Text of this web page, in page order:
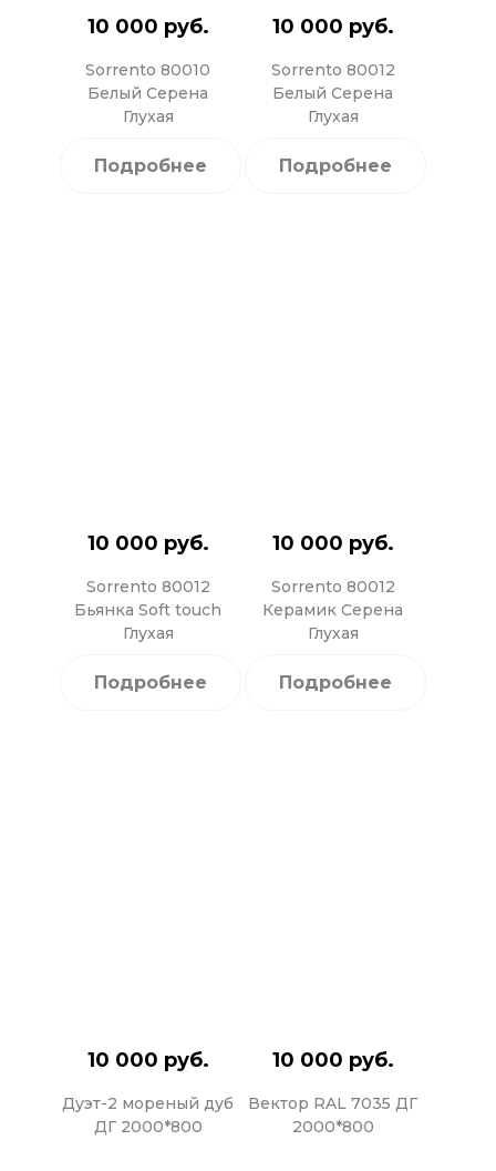
10 000 руб.
Sorrento 80010
Белый Серена
Глухая
Подробнее
10 000 руб.
Sorrento 80012
Белый Серена
Глухая
Подробнее
10 000 руб.
Sorrento 80012
Бьянка Soft touch
Глухая
Подробнее
10 000 руб.
Sorrento 80012
Керамик Серена
Глухая
Подробнее
10 000 руб.
Дуэт-2 мореный дуб
ДГ 2000*800
10 000 руб.
Вектор RAL 7035 ДГ
2000*800